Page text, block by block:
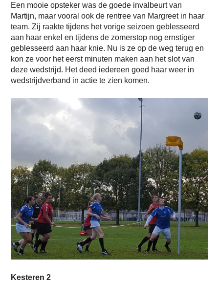
Een mooie opsteker was de goede invalbeurt van
Martijn, maar vooral ook de rentree van Margreet in haar
team. Zij raakte tijdens het vorige seizoen geblesseerd
aan haar enkel en tijdens de zomerstop nog ernstiger
geblesseerd aan haar knie. Nu is ze op de weg terug en
kon ze voor het eerst minuten maken aan het slot van
deze wedstrijd. Het deed iedereen goed haar weer in
wedstrijdverband in actie te zien komen.
Kesteren 2